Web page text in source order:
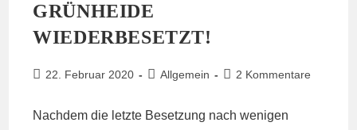
GRÜNHEIDE
WIEDERBESETZT!
Beitrag
22. Februar 2020
Beitrags-
Allgemein
Beitrags-
2 Kommentare
Nachdem die letzte Besetzung nach wenigen